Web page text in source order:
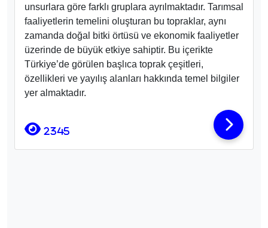
unsurlara göre farklı gruplara ayrılmaktadır. Tarımsal
faaliyetlerin temelini oluşturan bu topraklar, aynı
zamanda doğal bitki örtüsü ve ekonomik faaliyetler
üzerinde de büyük etkiye sahiptir. Bu içerikte
Türkiye’de görülen başlıca toprak çeşitleri,
özellikleri ve yayılış alanları hakkında temel bilgiler
yer almaktadır.
2345